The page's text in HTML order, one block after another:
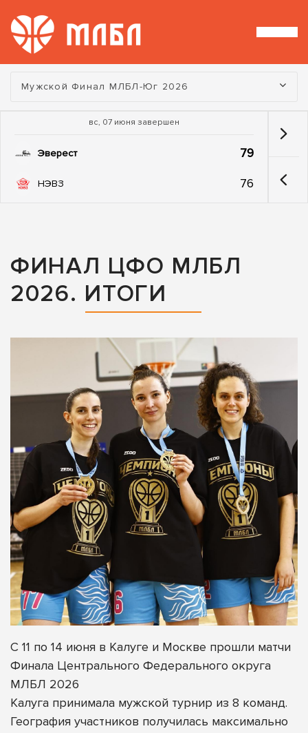
Турнир:
Мужской Финал МЛБЛ-Юг 2026
вс, 07 июня завершен
Эверест 79
НЭВЗ 76
ФИНАЛ ЦФО МЛБЛ
2026. ИТОГИ
С 11 по 14 июня в Калуге и Москве прошли матчи
Финала Центрального Федерального округа
МЛБЛ 2026
Калуга принимала мужской турнир из 8 команд.
География участников получилась максимально